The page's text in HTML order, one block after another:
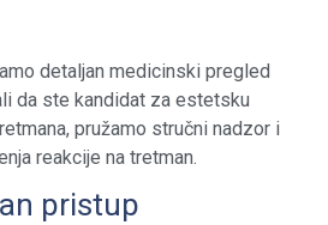
detaljan medicinski pregled
da ste kandidat za estetsku
pružamo stručni nadzor i
reakcije na tretman.
pristup